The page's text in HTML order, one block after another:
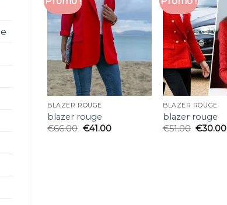
BLAZER ROUGE
blazer rouge
€66.00 €41.00
BLAZER ROUGE
blazer rouge
€51.00 €30.00